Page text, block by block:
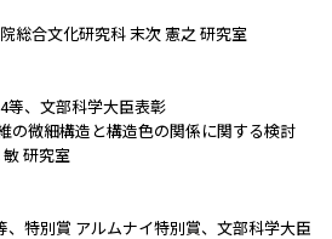
総合文化研究科 末次 憲之 研究室
等、文部科学大臣表彰
の微細構造と構造色の関係に関する検討
研究室
、特別賞 アルムナイ特別賞、文部科学大臣